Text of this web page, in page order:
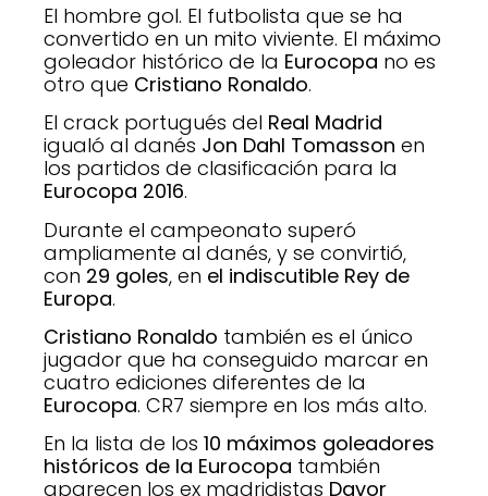
El hombre gol. El futbolista que se ha
convertido en un mito viviente. El máximo
goleador histórico de la Eurocopa no es
otro que Cristiano Ronaldo.
El crack portugués del Real Madrid
igualó al danés Jon Dahl Tomasson en
los partidos de clasificación para la
Eurocopa 2016.
Durante el campeonato superó
ampliamente al danés, y se convirtió,
con 29 goles, en el indiscutible Rey de
Europa.
Cristiano Ronaldo también es el único
jugador que ha conseguido marcar en
cuatro ediciones diferentes de la
Eurocopa. CR7 siempre en los más alto.
En la lista de los 10 máximos goleadores
históricos de la Eurocopa también
aparecen los ex madridistas Davor